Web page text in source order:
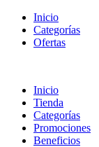
Inicio
Categorías
Ofertas
Inicio
Tienda
Categorías
Promociones
Beneficios